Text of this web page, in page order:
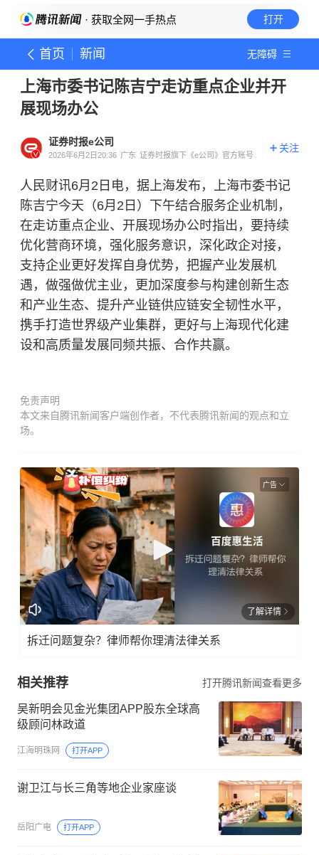
· 获取全网一手热点 打开
首页 新闻 无障碍
上海市委书记陈吉宁走访重点企业并开
展现场办公
证券时报e公司
2026年6月2日20:36 广东 证券时报旗下《e公司》官方账号
关注
人民财讯6月2日电，据上海发布，上海市委书记
陈吉宁今天（6月2日）下午结合服务企业机制，
在走访重点企业、开展现场办公时指出，要持续
优化营商环境，强化服务意识，深化政企对接，
支持企业更好发挥自身优势，把握产业发展机
遇，做强做优主业，更加深度参与构建创新生态
和产业生态、提升产业链供应链安全韧性水平，
携手打造世界级产业集群，更好与上海现代化建
设和高质量发展同频共振、合作共赢。
免责声明
本文来自腾讯新闻客户端创作者，不代表腾讯新闻的观点和立
场。
广告
了解详情
拆迁问题复杂？律师帮你理清法律关系
相关推荐 打开腾讯新闻查看更多
吴新明会见金光集团APP股东全球高
级顾问林政道
江海明珠网 打开APP
谢卫江与长三角等地企业家座谈
岳阳广电 打开APP